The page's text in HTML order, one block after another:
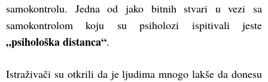
samokontrolu. Jedna od jako bitnih stvari u vezi sa
samokontrolom koju su psiholozi ispitivali jeste
„psihološka distanca“.
Istraživači su otkrili da je ljudima mnogo lakše da donesu